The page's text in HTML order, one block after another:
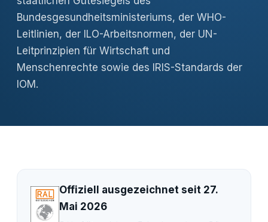
Bundesgesundheitsministeriums, der WHO-
Leitlinien, der ILO-Arbeitsnormen, der UN-
Leitprinzipien für Wirtschaft und
Menschenrechte sowie des IRIS-Standards der
IOM.
Offiziell ausgezeichnet seit 27.
Mai 2026